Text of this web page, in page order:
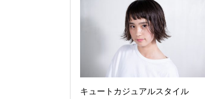
キュートカジュアルスタイル